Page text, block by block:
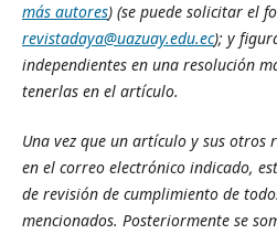
más autores)(se puede solicitar el
revistadaya@uazuay.edu.ec); y
independientes en una resolución
tenerlas en el artículo.
Una vez que un artículo y sus otros
en el correo electrónico indicado,
de revisión de cumplimiento de
mencionados. Posteriormente se